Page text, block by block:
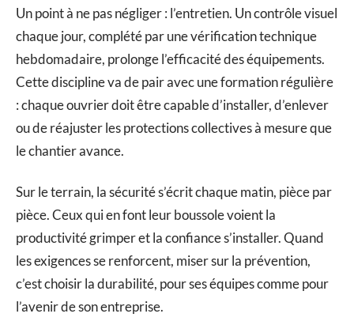
Un point à ne pas négliger : l’entretien. Un contrôle visuel
chaque jour, complété par une vérification technique
hebdomadaire, prolonge l’efficacité des équipements.
Cette discipline va de pair avec une formation régulière
: chaque ouvrier doit être capable d’installer, d’enlever
ou de réajuster les protections collectives à mesure que
le chantier avance.
Sur le terrain, la sécurité s’écrit chaque matin, pièce par
pièce. Ceux qui en font leur boussole voient la
productivité grimper et la confiance s’installer. Quand
les exigences se renforcent, miser sur la prévention,
c’est choisir la durabilité, pour ses équipes comme pour
l’avenir de son entreprise.